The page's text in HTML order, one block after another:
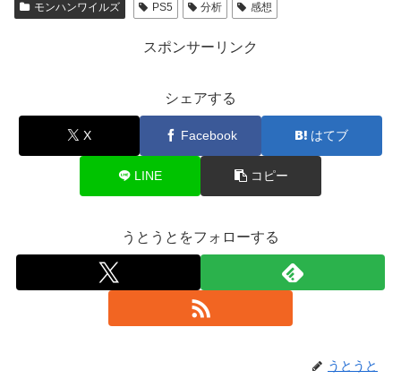
モンハンワイルズ PS5 分析 感想
スポンサーリンク
シェアする
X Facebook はてブ
LINE コピー
うとうとをフォローする
うとうと